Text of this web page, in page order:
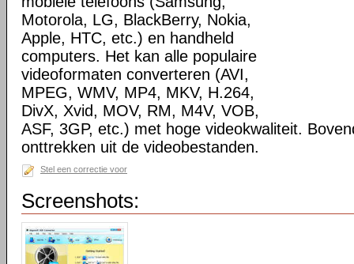
Motorola, LG, BlackBerry, Nokia,
Apple, HTC, etc.) en handheld
computers. Het kan alle populaire
videoformaten converteren (AVI,
MPEG, WMV, MP4, MKV, H.264,
DivX, Xvid, MOV, RM, M4V, VOB,
ASF, 3GP, etc.) met hoge videokwaliteit.
onttrekken uit de videobestanden.
Stel een correctie voor
Screenshots: